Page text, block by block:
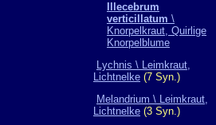
Illecebrum
verticillatum \
Knorpelkraut, Quirlige
Knorpelblume
Lychnis \ Leimkraut,
Lichtnelke (7 Syn.)
Melandrium \ Leimkraut,
Lichtnelke (3 Syn.)